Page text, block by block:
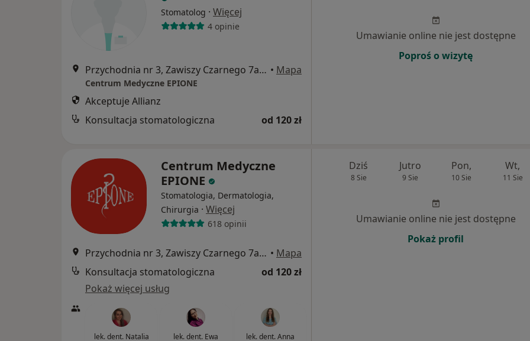
Stomatolog · Więcej
4 opinie
Przychodnia nr 3, Zawiszy Czarnego 7a, Katowice, Katowice • Mapa
Centrum Medyczne EPIONE
Akceptuje Allianz
Konsultacja stomatologiczna
od 120 zł
Umawianie online nie jest dostępne
Poproś o wizytę
Centrum Medyczne
EPIONE
Stomatologia, Dermatologia,
Chirurgia · Więcej
618 opinii
Przychodnia nr 3, Zawiszy Czarnego 7a, Katowice, Katowice • Mapa
Konsultacja stomatologiczna
od 120 zł
Pokaż więcej usług
lek. dent. Natalia
lek. dent. Ewa
lek. dent. Anna
Dziś
8 Sie
Jutro
9 Sie
Pon,
10 Sie
Wt,
11 Sie
Umawianie online nie jest dostępne
Pokaż profil